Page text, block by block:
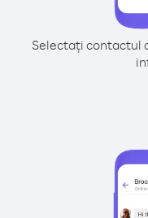
Selectați contactul